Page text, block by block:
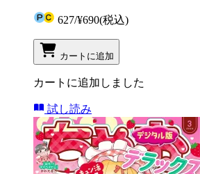
627/¥690(税込)
カートに追加
カートに追加しました
試し読み